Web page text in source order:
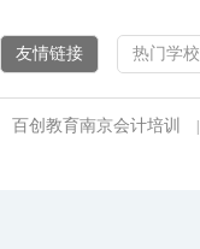
友情链接 热门学校
百创教育南京会计培训 |